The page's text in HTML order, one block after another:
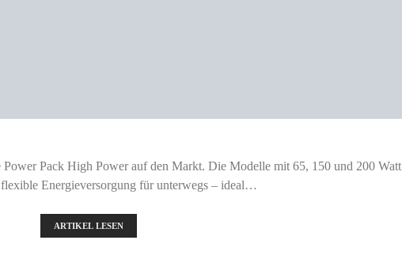
Power Pack High Power auf den Markt. Die Modelle mit 65, 150 und 200 Watt
Energieversorgung für unterwegs – ideal…
ARTIKEL LESEN